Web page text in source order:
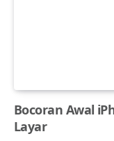
Bocoran Awal
Layar